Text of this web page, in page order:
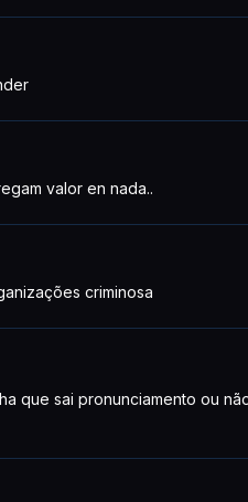
valor en nada..
criminosa
que sai pronunciamento ou